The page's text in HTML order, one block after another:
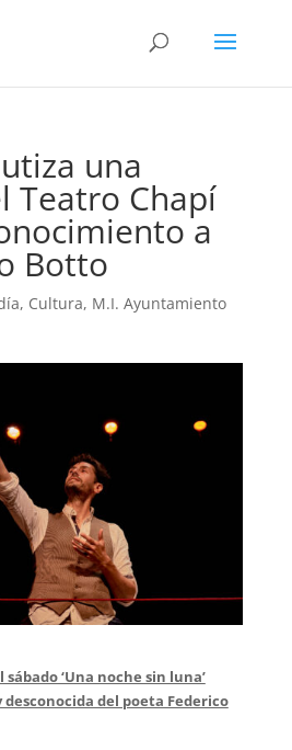
una
Teatro Chapí
a
Botto
, Cultura, M.I. Ayuntamiento
‘Una noche sin luna’
del poeta Federico